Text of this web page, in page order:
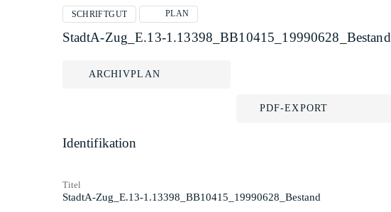
SCHRIFTGUT PLAN
StadtA-Zug_E.13-1.13398_BB10415_19990628_Bestand
ARCHIVPLAN
PDF-EXPORT
Identifikation
Titel
StadtA-Zug_E.13-1.13398_BB10415_19990628_Bestand